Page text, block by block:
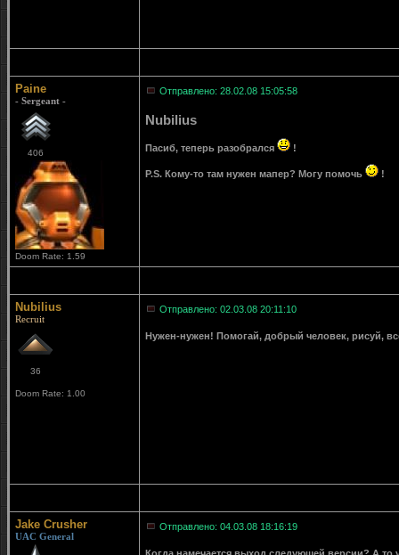
Paine
- Sergeant -
406
Doom Rate: 1.59
Отправлено: 28.02.08 15:05:58
Nubilius
Пасиб, теперь разобрался !
P.S. Кому-то там нужен мапер? Могу помочь !
Nubilius
Recruit
36
Doom Rate: 1.00
Отправлено: 02.03.08 20:11:10
Нужен-нужен! Помогай, добрый человек, рисуй,
Jake Crusher
UAC General
Отправлено: 04.03.08 18:16:19